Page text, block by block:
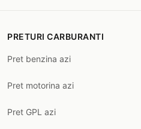
PRETURI CARBURANTI
Pret benzina azi
Pret motorina azi
Pret GPL azi